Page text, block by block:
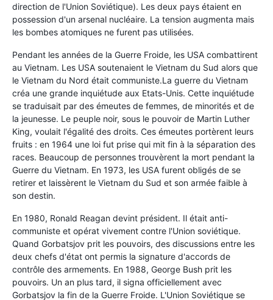
direction de l'Union Soviétique). Les deux pays étaient en
possession d'un arsenal nucléaire. La tension augmenta mais
les bombes atomiques ne furent pas utilisées.
Pendant les années de la Guerre Froide, les USA combattirent
au Vietnam. Les USA soutenaient le Vietnam du Sud alors que
le Vietnam du Nord était communiste.La guerre du Vietnam
créa une grande inquiétude aux Etats-Unis. Cette inquiétude
se traduisait par des émeutes de femmes, de minorités et de
la jeunesse. Le peuple noir, sous le pouvoir de Martin Luther
King, voulait l'égalité des droits. Ces émeutes portèrent leurs
fruits : en 1964 une loi fut prise qui mit fin à la séparation des
races. Beaucoup de personnes trouvèrent la mort pendant la
Guerre du Vietnam. En 1973, les USA furent obligés de se
retirer et laissèrent le Vietnam du Sud et son armée faible à
son destin.
En 1980, Ronald Reagan devint président. Il était anti-
communiste et opérat vivement contre l'Union soviétique.
Quand Gorbatsjov prit les pouvoirs, des discussions entre les
deux chefs d'état ont permis la signature d'accords de
contrôle des armements. En 1988, George Bush prit les
pouvoirs. Un an plus tard, il signa officiellement avec
Gorbatsjov la fin de la Guerre Froide. L'Union Soviétique se